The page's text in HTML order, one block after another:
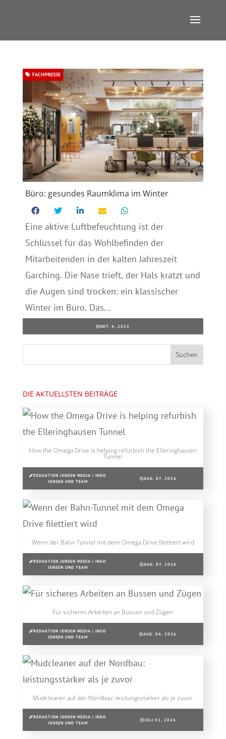
Büro: gesundes Raumklima im Winter
FACHPRESSE
Eine aktive Luftbefeuchtung ist der
Schlüssel für das Wohlbefinden der
Mitarbeitenden in der kalten Jahreszeit
Garching. Die Nase trieft, der Hals kratzt und
die Augen sind trocken: ein klassischer
Winter im Büro. Das...
OKT. 4, 2023
DIE AKTUELLSTEN BEITRÄGE
How the Omega Drive is helping refurbish the Elleringhausen
Tunnel
REDAKTION JENSEN MEDIA | INGO
JENSEN UND TEAM
AUG. 07, 2026
Wenn der Bahn-Tunnel mit dem Omega Drive filettiert wird
REDAKTION JENSEN MEDIA | INGO
JENSEN UND TEAM
AUG. 07, 2026
Für sicheres Arbeiten an Bussen und Zügen
REDAKTION JENSEN MEDIA | INGO
JENSEN UND TEAM
AUG. 04, 2026
Mudcleaner auf der Nordbau: leistungsstärker als je zuvor
REDAKTION JENSEN MEDIA | INGO
JENSEN UND TEAM
JULI 31, 2026